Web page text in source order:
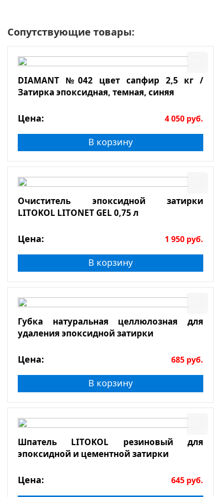
Сопутствующие товары:
DIAMANT №042 цвет сапфир 2,5 кг /
Затирка эпоксидная, темная, синяя
Цена: 4 050 руб.
В корзину
Очиститель эпоксидной затирки
LITOKOL LITONET GEL 0,75 л
Цена: 1 950 руб.
В корзину
Губка натуральная целлюлозная для
удаления эпоксидной затирки
Цена: 685 руб.
В корзину
Шпатель LITOKOL резиновый для
эпоксидной и цементной затирки
Цена: 645 руб.